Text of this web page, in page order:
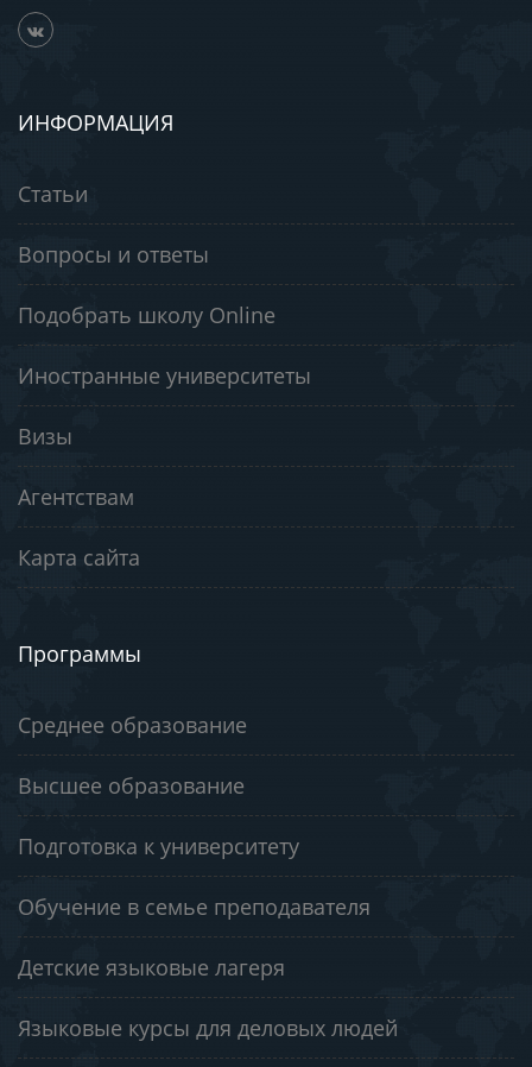
ИНФОРМАЦИЯ
Статьи
Вопросы и ответы
Подобрать школу Online
Иностранные университеты
Визы
Агентствам
Карта сайта
Программы
Среднее образование
Высшее образование
Подготовка к университету
Обучение в семье преподавателя
Детские языковые лагеря
Языковые курсы для деловых людей